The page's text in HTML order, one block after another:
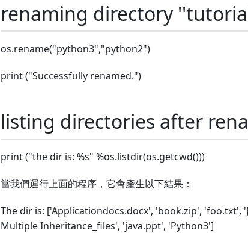
renaming directory
os.rename("python3","python2")
print ("Successfully renamed.")
listing directories after
print ("the dir is: %s" %os.listdir(os.getcwd()))
當我們運行上面的程序，它會產生以下結果：
The dir is: ['Applicationdocs.docx', 'book.zip', 'foo.txt',
Multiple Inheritance_files', 'java.ppt', 'Python3']